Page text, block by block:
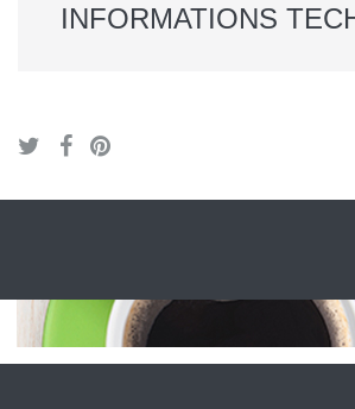
INFORMATIONS